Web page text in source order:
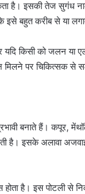
है। इसकी तेज
इसे बहुत करीब से या
किसी को जलन या
मिलने पर चिकित्सक से
बनाते हैं। कपूर,
है। इसके अलावा
है। इस पोटली से